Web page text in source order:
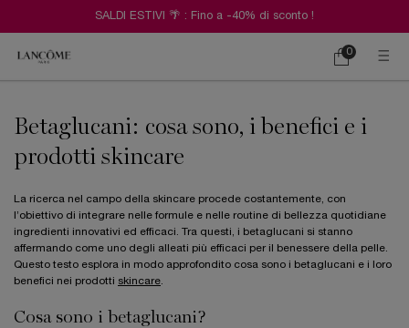
SALDI ESTIVI 🌴 : Fino a -40% di sconto !
Carrello
0
0 prodotto
Betaglucani: cosa sono, i benefici e i
prodotti skincare
La ricerca nel campo della skincare procede costantemente, con
l’obiettivo di integrare nelle formule e nelle routine di bellezza quotidiane
ingredienti innovativi ed efficaci. Tra questi, i betaglucani si stanno
affermando come uno degli alleati più efficaci per il benessere della pelle.
Questo testo esplora in modo approfondito cosa sono i betaglucani e i loro
benefici nei prodotti skincare
Cosa sono i betaglucani?